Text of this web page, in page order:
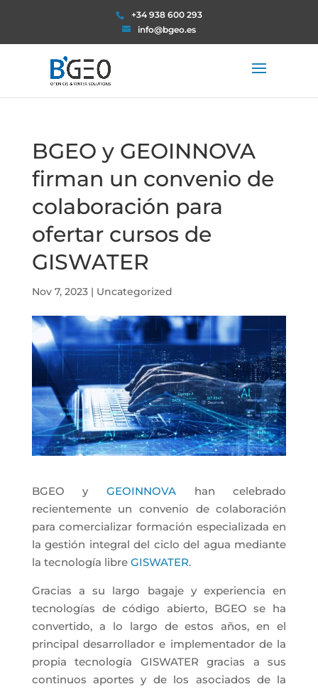
+34 938 600 293
info@bgeo.es
BGEO y GEOINNOVA
firman un convenio de
colaboración para
ofertar cursos de
GISWATER
Nov 7, 2023| Uncategorized
BGEO y GEOINNOVA han celebrado
recientemente un convenio de colaboración
para comercializar formación especializada en
la gestión integral del ciclo del agua mediante
la tecnología libre GISWATER.
Gracias a su largo bagaje y experiencia en
tecnologías de código abierto, BGEOse ha
convertido, a lo largo de estos años, en el
principal desarrollador e implementador de la
propia tecnología GISWATER gracias a sus
continuos aportes y de los asociados de la